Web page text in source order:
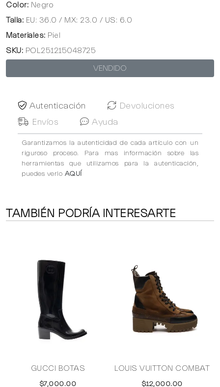
Color: Negro
Talla: EU: 36.0 / MX: 23.0 / US: 6.0
Materiales: Piel
SKU: POL251215048725
VENDIDO
Autenticación
Devoluciones
Envíos
Ayuda
Garantizamos la autenticidad de cada artículo con un
riguroso proceso. Para mas información sobre las
herramientas que utilizamos para la autenticación,
puedes verlo AQUÍ
TAMBIÉN PODRÍA INTERESARTE
GUCCI BOTAS
$7,000.00
LOUIS VUITTON COMBAT
$12,000.00